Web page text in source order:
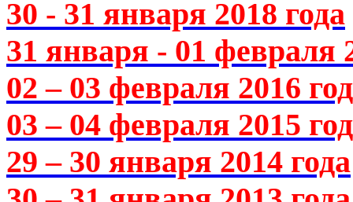
30 - 31 января 2018 года
31 января - 01 февраля
02 – 03 февраля 2016
03 – 04 февраля 2015
29 – 30 января 2014 года